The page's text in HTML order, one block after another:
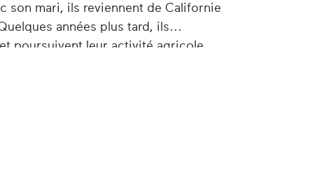
son mari, ils reviennent de Californie
années plus tard, ils
poursuivent leur activité agricole.
cinq enfants tout en assurant les